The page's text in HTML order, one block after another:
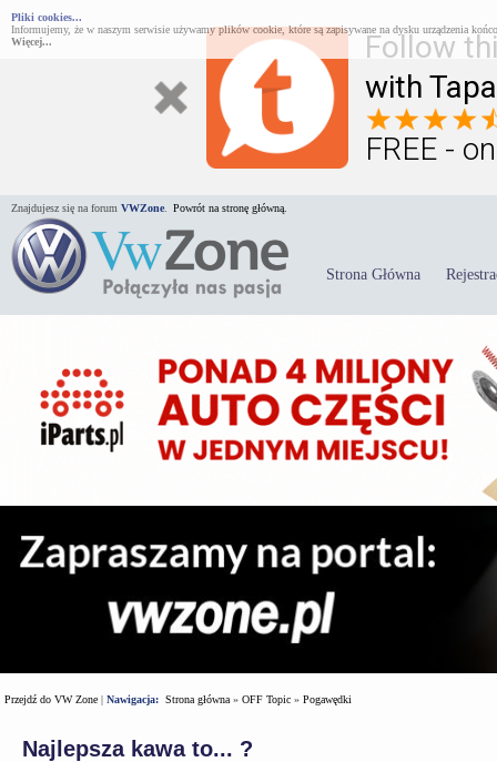
Follow
with
FREE -
Pliki cookies...
Informujemy, że w naszym serwisie używamy plików cookie, które są zapisywane na dysku urządzenia
Więcej...
Znajdujesz się na forum VWZone Powrót na stronę główną.
Strona Główna
Przejdź do VW Zone | Nawigacja: Strona główna » OFF Topic » Pogawędki
Najlepsza kawa to... ?